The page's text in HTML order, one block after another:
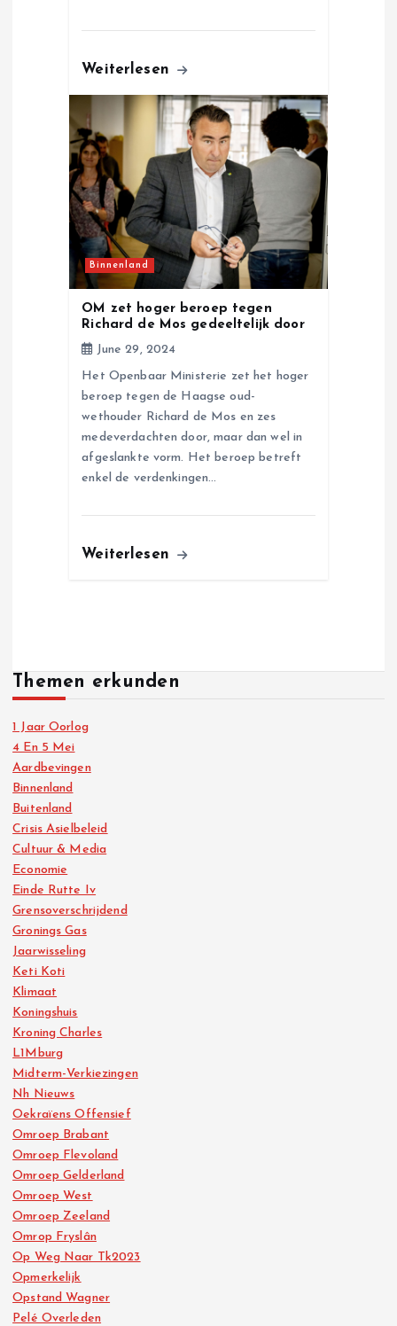
Weiterlesen
Binnenland
OM zet hoger beroep tegen
Richard de Mos gedeeltelijk door
June 29, 2024
Het Openbaar Ministerie zet het hoger
beroep tegen de Haagse oud-
wethouder Richard de Mos en zes
medeverdachten door, maar dan wel in
afgeslankte vorm. Het beroep betreft
enkel de verdenkingen…
Weiterlesen
Themen erkunden
1 Jaar Oorlog
4 En 5 Mei
Aardbevingen
Binnenland
Buitenland
Crisis Asielbeleid
Cultuur & Media
Economie
Einde Rutte Iv
Grensoverschrijdend
Gronings Gas
Jaarwisseling
Keti Koti
Klimaat
Koningshuis
Kroning Charles
L1Mburg
Midterm-Verkiezingen
Nh Nieuws
Oekraïens Offensief
Omroep Brabant
Omroep Flevoland
Omroep Gelderland
Omroep West
Omroep Zeeland
Omrop Fryslân
Op Weg Naar Tk2023
Opmerkelijk
Opstand Wagner
Pelé Overleden